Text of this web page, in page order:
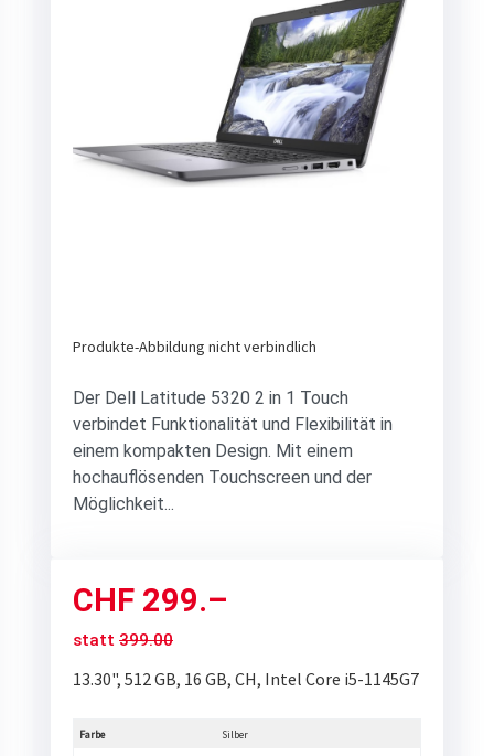
Produkte-Abbildung nicht verbindlich
Der Dell Latitude 5320 2 in 1 Touch
verbindet Funktionalität und Flexibilität in
einem kompakten Design. Mit einem
hochauflösenden Touchscreen und der
Möglichkeit...
CHF 299.–
statt 399.00
13.30", 512 GB, 16 GB, CH, Intel Core i5-1145G7
Farbe
Silber